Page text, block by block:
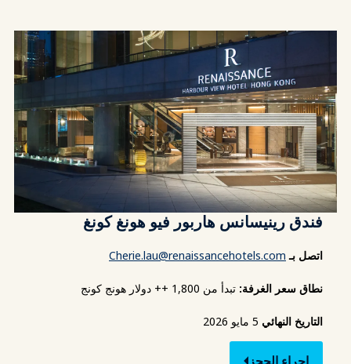
فندق رينيسانس هاربور فيو هونغ كونغ
اتصل بـ Cherie.lau@renaissancehotels.com
نطاق سعر الغرفة: تبدأ من 1,800 ++ دولار هونج كونج
التاريخ النهائي